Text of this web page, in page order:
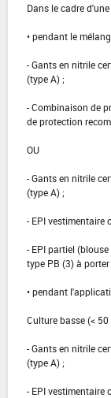
Dans le cadre
• pendant le
- Gants en nitrile
(type A) ;
- Combinaison de
de protection
OU
- Gants en nitrile
(type A) ;
- EPI vestimentaire
- EPI partiel
type PB (3) à
• pendant
Culture basse (< 50
- Gants en nitrile
(type A) ;
- EPI vestimentaire